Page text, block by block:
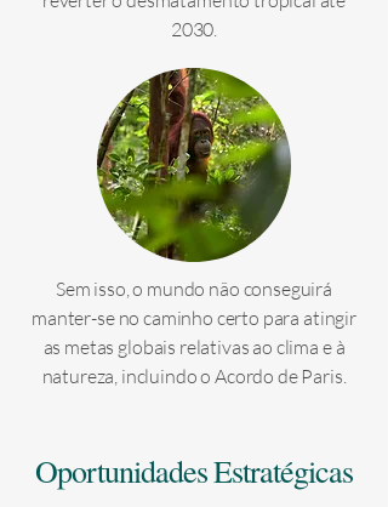
2030.
Sem isso, o mundo não conseguirá
manter-se no caminho certo para atingir
as metas globais relativas ao clima e à
natureza, incluindo o Acordo de Paris.
Oportunidades Estratégicas